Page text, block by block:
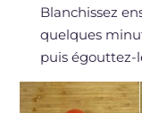
Blanchissez
quelques
puis égouttez-